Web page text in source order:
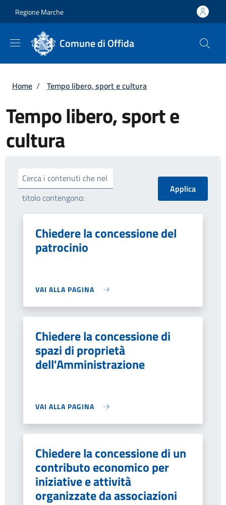
Regione Marche
Comune di Offida
Briciole di pane
Home / Tempo libero, sport e cultura
Tempo libero, sport e
cultura
Cerca i contenuti che nel
titolo contengono:
Chiedere la concessione del
patrocinio
VAI ALLA PAGINA
Chiedere la concessione di
spazi di proprietà
dell'Amministrazione
VAI ALLA PAGINA
Chiedere la concessione di un
contributo economico per
iniziative e attività
organizzate da associazioni